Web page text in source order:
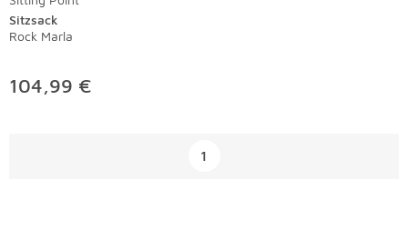
Sitzsack
Rock Marla
104,99 €
1